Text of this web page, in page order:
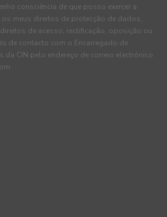
consciência de que posso exercer a
meus direitos de protecção de dados,
de acesso, rectificação, oposição ou
de contacto com o Encarregado de
da CIN pelo endereço de correio electrónico